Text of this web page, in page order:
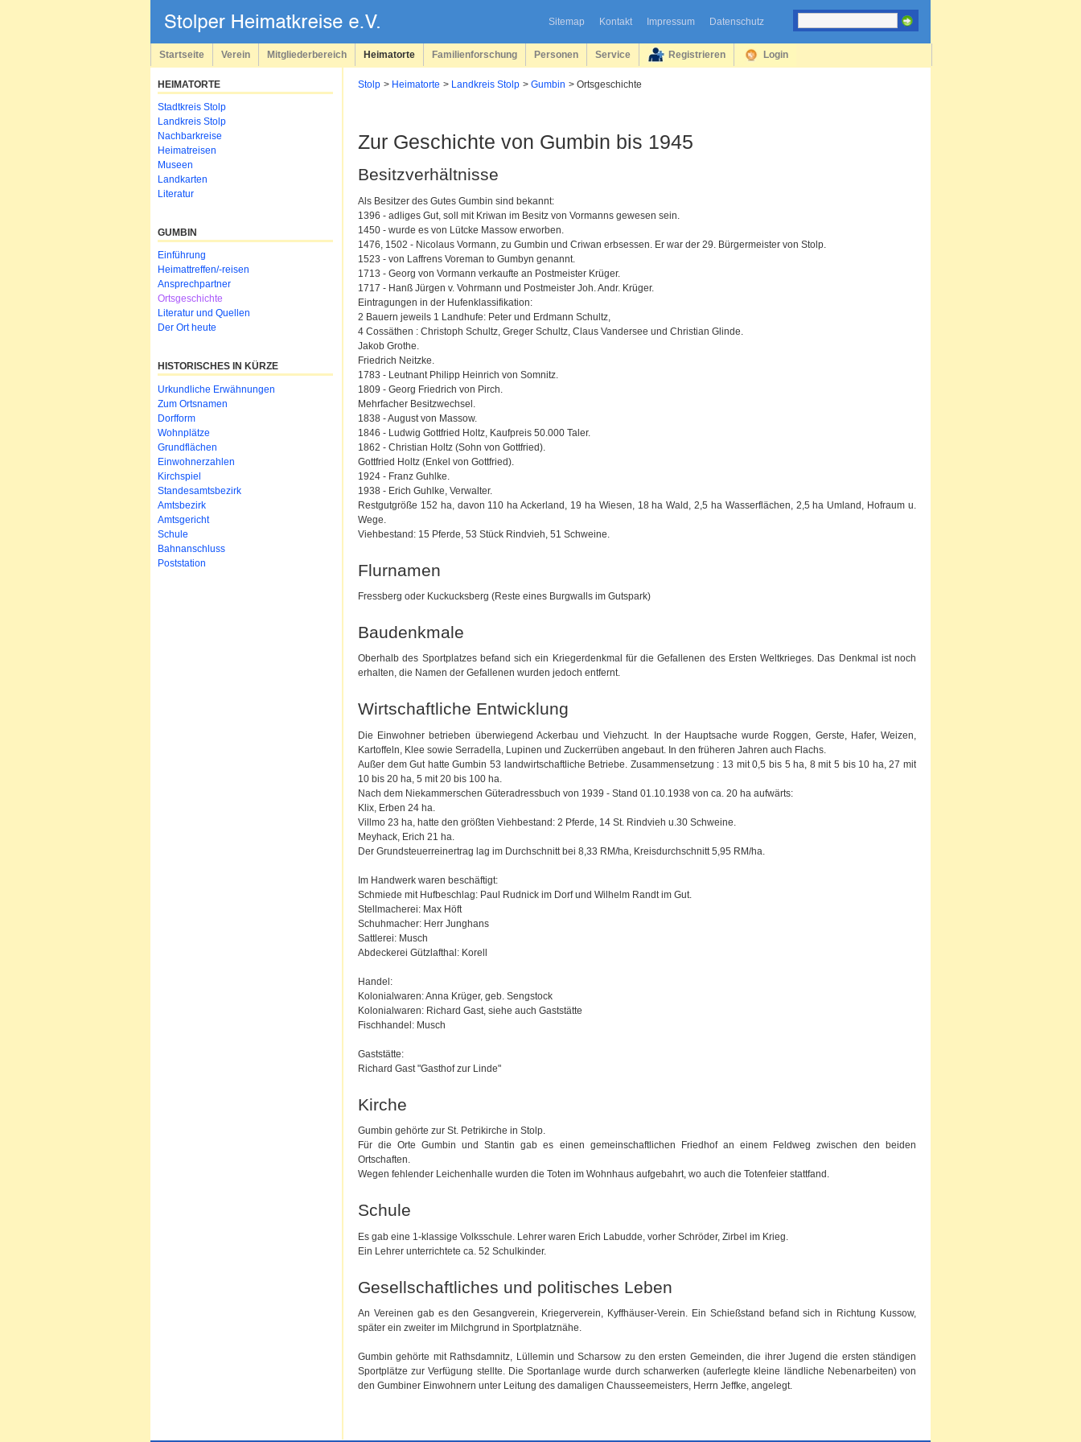
Sitemap Kontakt Impressum Datenschutz
überspringen
Startseite Verein Mitgliederbereich Heimatorte Familienforschung Personen Service Registrieren Login
Stolp Heimatorte Landkreis Stolp Gumbin Ortsgeschichte
Zur Geschichte von Gumbin bis 1945
Besitzverhältnisse
Als Besitzer des Gutes Gumbin sind bekannt:
1396 - adliges Gut, soll mit Kriwan im Besitz von Vormanns gewesen sein.
1450 - wurde es von Lütcke Massow erworben.
1476, 1502 - Nicolaus Vormann, zu Gumbin und Criwan erbsessen. Er war der 29. Bürgermeister von Stolp.
1523 - von Laffrens Voreman to Gumbyn genannt.
1713 - Georg von Vormann verkaufte an Postmeister Krüger.
1717 - Hanß Jürgen v. Vohrmann und Postmeister Joh. Andr. Krüger.
Eintragungen in der Hufenklassifikation:
2 Bauern jeweils 1 Landhufe: Peter und Erdmann Schultz,
4 Cossäthen : Christoph Schultz, Greger Schultz, Claus Vandersee und Christian Glinde.
Jakob Grothe.
Friedrich Neitzke.
1783 - Leutnant Philipp Heinrich von Somnitz.
1809 - Georg Friedrich von Pirch.
Mehrfacher Besitzwechsel.
1838 - August von Massow.
1846 - Ludwig Gottfried Holtz, Kaufpreis 50.000 Taler.
1862 - Christian Holtz (Sohn von Gottfried).
Gottfried Holtz (Enkel von Gottfried).
1924 - Franz Guhlke.
1938 - Erich Guhlke, Verwalter.
Restgutgröße 152 ha, davon 110 ha Ackerland, 19 ha Wiesen, 18 ha Wald, 2,5 ha Wasserflächen, 2,5 ha Umland, Hofraum u.
Wege.
Viehbestand: 15 Pferde, 53 Stück Rindvieh, 51 Schweine.
Flurnamen
Fressberg oder Kuckucksberg (Reste eines Burgwalls im Gutspark)
Baudenkmale
Oberhalb des Sportplatzes befand sich ein Kriegerdenkmal für die Gefallenen des Ersten Weltkrieges. Das Denkmal ist noch
erhalten, die Namen der Gefallenen wurden jedoch entfernt.
Wirtschaftliche Entwicklung
Die Einwohner betrieben überwiegend Ackerbau und Viehzucht. In der Hauptsache wurde Roggen, Gerste, Hafer, Weizen,
Kartoffeln, Klee sowie Serradella, Lupinen und Zuckerrüben angebaut. In den früheren Jahren auch Flachs.
Außer dem Gut hatte Gumbin 53 landwirtschaftliche Betriebe. Zusammensetzung : 13 mit 0,5 bis 5 ha, 8 mit 5 bis 10 ha, 27 mit
10 bis 20 ha, 5 mit 20 bis 100 ha.
Nach dem Niekammerschen Güteradressbuch von 1939 - Stand 01.10.1938 von ca. 20 ha aufwärts:
Klix, Erben 24 ha.
Villmo 23 ha, hatte den größten Viehbestand: 2 Pferde, 14 St. Rindvieh u.30 Schweine.
Meyhack, Erich 21 ha.
Der Grundsteuerreinertrag lag im Durchschnitt bei 8,33 RM/ha, Kreisdurchschnitt 5,95 RM/ha.
Im Handwerk waren beschäftigt:
Schmiede mit Hufbeschlag: Paul Rudnick im Dorf und Wilhelm Randt im Gut.
Stellmacherei: Max Höft
Schuhmacher: Herr Junghans
Sattlerei: Musch
Abdeckerei Gützlafthal: Korell
Handel:
Kolonialwaren: Anna Krüger, geb. Sengstock
Kolonialwaren: Richard Gast, siehe auch Gaststätte
Fischhandel: Musch
Gaststätte:
Richard Gast "Gasthof zur Linde"
Kirche
Gumbin gehörte zur St. Petrikirche in Stolp.
Für die Orte Gumbin und Stantin gab es einen gemeinschaftlichen Friedhof an einem Feldweg zwischen den beiden
Ortschaften.
Wegen fehlender Leichenhalle wurden die Toten im Wohnhaus aufgebahrt, wo auch die Totenfeier stattfand.
Schule
Es gab eine 1-klassige Volksschule. Lehrer waren Erich Labudde, vorher Schröder, Zirbel im Krieg.
Ein Lehrer unterrichtete ca. 52 Schulkinder.
Gesellschaftliches und politisches Leben
An Vereinen gab es den Gesangverein, Kriegerverein, Kyffhäuser-Verein. Ein Schießstand befand sich in Richtung Kussow,
später ein zweiter im Milchgrund in Sportplatznähe.
Gumbin gehörte mit Rathsdamnitz, Lüllemin und Scharsow zu den ersten Gemeinden, die ihrer Jugend die ersten ständigen
Sportplätze zur Verfügung stellte. Die Sportanlage wurde durch scharwerken (auferlegte kleine ländliche Nebenarbeiten) von
den Gumbiner Einwohnern unter Leitung des damaligen Chausseemeisters, Herrn Jeffke, angelegt.
HEIMATORTE
Navigation
überspringen
Stadtkreis Stolp
Landkreis Stolp
Nachbarkreise
Heimatreisen
Museen
Landkarten
Literatur
GUMBIN
Navigation
überspringen
Einführung
Heimattreffen/-reisen
Ansprechpartner
Ortsgeschichte
Literatur und Quellen
Der Ort heute
HISTORISCHES IN KÜRZE
Urkundliche Erwähnungen
Zum Ortsnamen
Dorfform
Wohnplätze
Grundflächen
Einwohnerzahlen
Kirchspiel
Standesamtsbezirk
Amtsbezirk
Amtsgericht
Schule
Bahnanschluss
Poststation